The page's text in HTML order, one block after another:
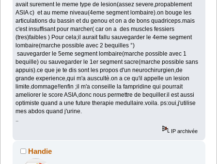
avait surement le meme type de lesion(assez severe,propablement
ASIA c) et au meme niveau(4eme segment lombaire).on bouge les
articulations du bassin et du genou et on a de bons quadriceps.mais
c'est insuffisant pour marcher( car on a des muscles fessiers
(tres)faibles ) Pour cela;il aurait fallu sauvegarder le 4eme segment
lombaire(marche possible avec 2 bequilles °)
sauvegarder le 5eme segment lombaire(marche possible avec 1
bequille) ou sauvegarder le 1er segment sacre(marche possible sans
appuis).ce que je te dis sont les propos d'un neurochirurgien,de
grande experience,qui m'a auscultè.on a ce qu'il appelle un lesion
limite.dommage!!enfin ;il m'a conseille la fampridine qui pourrait
ameliorer le score ASIA,donc nous permettre de bequiller.il est aussi
optimiste quand a une future therapie medullaire.voila. ps:oui,j'utilise
mes abdos quand j'urine.
IP archivée
Handie